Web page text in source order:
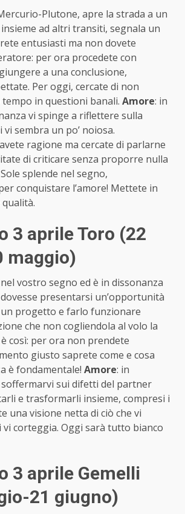
Plutone, apre la strada a un
ad altri transiti, segnala un
entusiasti ma non dovete
per ora procedete con
a una conclusione,
Per oggi, cercate di non
in questioni banali. Amore: in
vi spinge a riflettere sulla
sembra un po’ noiosa.
ragione ma cercate di parlarne
di criticare senza proporre nulla
splende nel segno,
conquistare l’amore! Mettete in
3 aprile Toro (22
maggio)
vostro segno ed è in dissonanza
presentarsi un’opportunità
un progetto e farlo funzionare
che non cogliendola al volo la
così: per ora non prendete
giusto saprete come e cosa
è fondamentale! Amore: in
soffermarvi sui difetti del partner
e trasformarli insieme, compresi i
una visione netta di ciò che vi
vi corteggia. Oggi sarà tutto bianco
3 aprile Gemelli
21 giugno)